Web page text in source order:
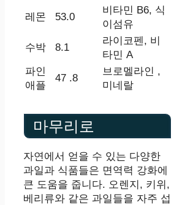
레몬
53.0
비타민 B6, 식
이섬유
수박
8.1
라이코펜, 비
타민 A
파인
애플
47 .8
브로멜라인 ,
미네랄
마무리로
자연에서 얻을 수 있는 다양한
과일과 식품들은 면역력 강화에
큰 도움을 줍니다. 오렌지, 키위,
베리류와 같은 과일들을 자주 섭